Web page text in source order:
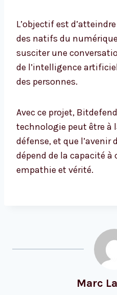
L’objectif est
des natifs du
susciter une
de l’intelligence
des personnes.
Avec ce projet,
technologie peut être à
défense, et que l’avenir
dépend de la capacité
empathie et vérité.
Marc